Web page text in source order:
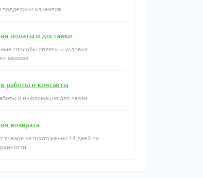
поддержки клиентов
оплаты и доставки
способы оплаты и условия
заказов
работы и контакты
и информация для связи
возврата
товарв на протяжении 14 дней по